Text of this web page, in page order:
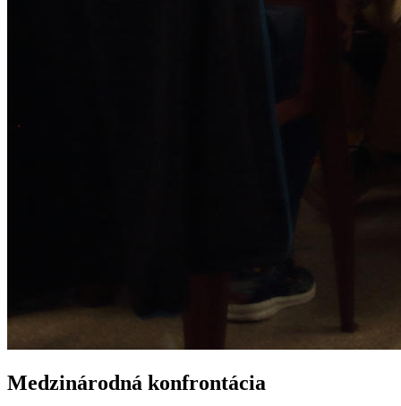
Medzinárodná konfrontácia